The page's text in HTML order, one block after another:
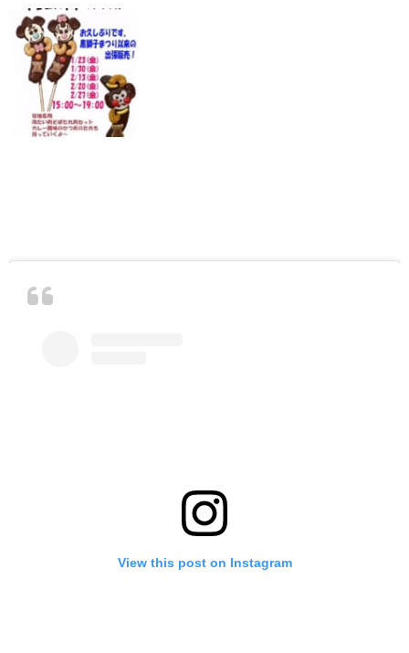
View this post on Instagram